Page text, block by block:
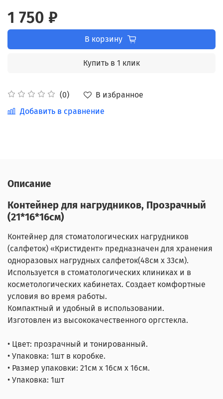
(0)
В избранное
Добавить в сравнение
1 750 ₽
В корзину
Купить в 1 клик
Описание
Контейнер для нагрудников, Прозрачный
(21*16*16см)
Контейнер для стоматологических нагрудников
(салфеток) «Кристидент» предназначен для хранения
одноразовых нагрудных салфеток(48см х 33см).
Используется в стоматологических клиниках и в
косметологических кабинетах. Создает комфортные
условия во время работы.
Компактный и удобный в использовании.
Изготовлен из высококачественного оргстекла.
• Цвет: прозрачный и тонированный.
• Упаковка: 1шт в коробке.
• Размер упаковки: 21см х 16см х 16см.
• Упаковка: 1шт